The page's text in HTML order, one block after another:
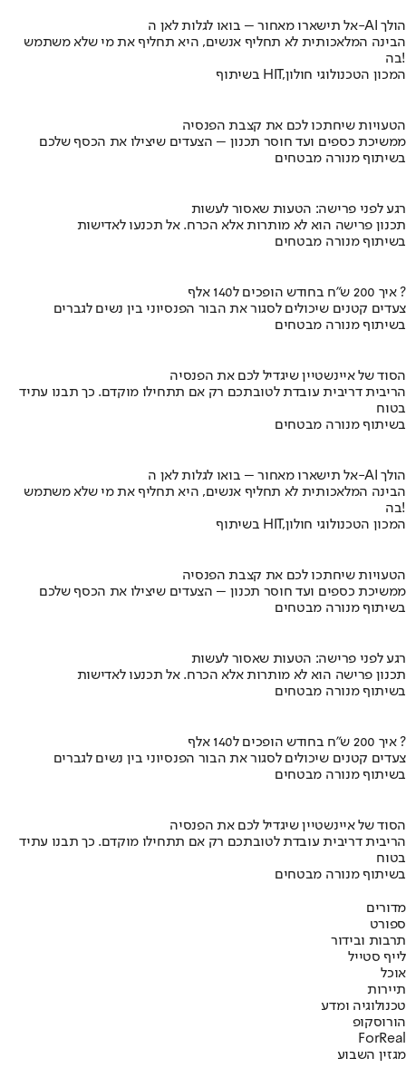
אל תישארו מאחור – בואו לגלות לאן ה-AI הולך
הבינה המלאכותית לא תחליף אנשים, היא תחליף את מי שלא משתמש
בה!
בשיתוף HIT,המכון הטכנולוגי חולון
הטעויות שיחתכו לכם את קצבת הפנסיה
ממשיכת כספים ועד חוסר תכנון – הצעדים שיצילו את הכסף שלכם
בשיתוף מנורה מבטחים
רגע לפני פרישה: הטעות שאסור לעשות
תכנון פרישה הוא לא מותרות אלא הכרח. אל תכנעו לאדישות
בשיתוף מנורה מבטחים
איך 200 ש"ח בחודש הופכים ל140 אלף ?
צעדים קטנים שיכולים לסגור את הבור הפנסיוני בין נשים לגברים
בשיתוף מנורה מבטחים
הסוד של איינשטיין שיגדיל לכם את הפנסיה
הריבית דריבית עובדת לטובתכם רק אם תתחילו מוקדם. כך תבנו עתיד
בטוח
בשיתוף מנורה מבטחים
אל תישארו מאחור – בואו לגלות לאן ה-AI הולך
הבינה המלאכותית לא תחליף אנשים, היא תחליף את מי שלא משתמש
בה!
בשיתוף HIT,המכון הטכנולוגי חולון
הטעויות שיחתכו לכם את קצבת הפנסיה
ממשיכת כספים ועד חוסר תכנון – הצעדים שיצילו את הכסף שלכם
בשיתוף מנורה מבטחים
רגע לפני פרישה: הטעות שאסור לעשות
תכנון פרישה הוא לא מותרות אלא הכרח. אל תכנעו לאדישות
בשיתוף מנורה מבטחים
איך 200 ש"ח בחודש הופכים ל140 אלף ?
צעדים קטנים שיכולים לסגור את הבור הפנסיוני בין נשים לגברים
בשיתוף מנורה מבטחים
הסוד של איינשטיין שיגדיל לכם את הפנסיה
הריבית דריבית עובדת לטובתכם רק אם תתחילו מוקדם. כך תבנו עתיד
בטוח
בשיתוף מנורה מבטחים
מדורים
ספורט
תרבות ובידור
לייף סטייל
אוכל
תיירות
טכנולוגיה ומדע
הורוסקופ
ForReal
מגזין השבוע